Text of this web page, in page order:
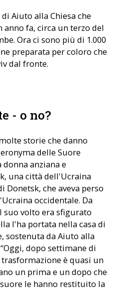
Aiuto alla Chiesa che
anno fa, circa un terzo del
Ora ci sono più di 1.000
preparata per coloro che
dal fronte.
- o no?
storie che danno
delle Suore
anziana e
una città dell'Ucraina
che aveva perso
occidentale. Da
suo volto era sfigurato
l'ha portata nella casa di
sostenuta da Aiuto alla
dopo settimane di
è quasi un
un prima e un dopo che
le hanno restituito la